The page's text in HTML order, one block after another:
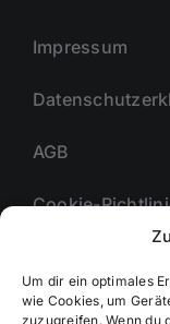
Um dir ein optimales
wie Cookies, um
zuzugreifen. Wenn du
Impressum
AGB
Cookie-